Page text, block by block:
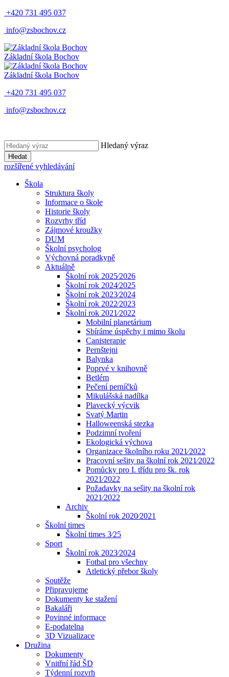
+420 731 495 037
info@zsbochov.cz
Základní škola Bochov
Základní škola Bochov
+420 731 495 037
info@zsbochov.cz
Hledaný výraz
Hledat
rozšířené vyhledávání
Škola
Struktura školy
Informace o škole
Historie školy
Rozvrhy tříd
Zájmové kroužky
DUM
Školní psycholog
Výchovná poradkyně
Aktuálně
Školní rok 2025⁄2026
Školní rok 2024⁄2025
Školní rok 2023⁄2024
Školní rok 2022⁄2023
Školní rok 2021⁄2022
Mobilní planetárium
Sbíráme úspěchy i mimo školu
Canisterapie
Pernštejni
Balynka
Poprvé v knihovně
Betlém
Pečení perníčků
Mikulášská nadílka
Plavecký výcvik
Svatý Martin
Halloweenská stezka
Podzimní tvoření
Ekologická výchova
Organizace školního roku 2021⁄2022
Pracovní sešity na školní rok 2021⁄2022
Pomůcky pro I. třídu pro šk. rok
2021⁄2022
Požadavky na sešity na školní rok
2021⁄2022
Archiv
Školní rok 2020⁄2021
Školní times
Školní times 3⁄25
Sport
Školní rok 2023⁄2024
Fotbal pro všechny
Atletický přebor školy
Soutěže
Připravujeme
Dokumenty ke stažení
Bakaláři
Povinné informace
E-podatelna
3D Vizualizace
Družina
Dokumenty
Vnitřní řád ŠD
Týdenní rozvrh